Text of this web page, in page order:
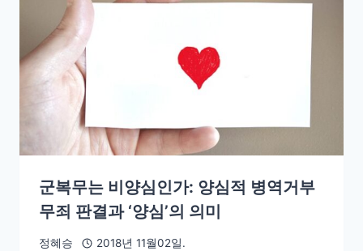
군복무는 비양심인가: 양심적 병역거부
무죄 판결과 ‘양심’의 의미
정혜승 2018년 11월02일.